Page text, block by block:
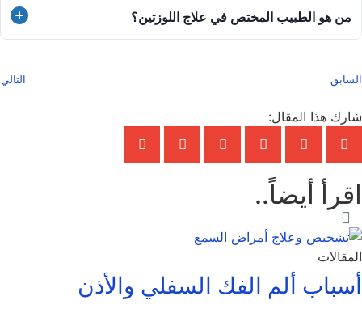
نعم، يوجد تخصص أنف وأذن وحنجرة للأطفال، وهو فرع من طب
الأنف والأذن والحنجرة يركز على تشخيص وعلاج مشكلات هذه
من هو الطبيب المختص في علاج اللوزتين؟
والحنجرة، حيث يقوم بتشخيص التهابات اللوزتين وعلاجها، وقد يلجأ
السابق التالي
شارك هذا المقال:
اقرأ أيضاً..
المقالات
أسباب ألم الفك السفلي والأذن